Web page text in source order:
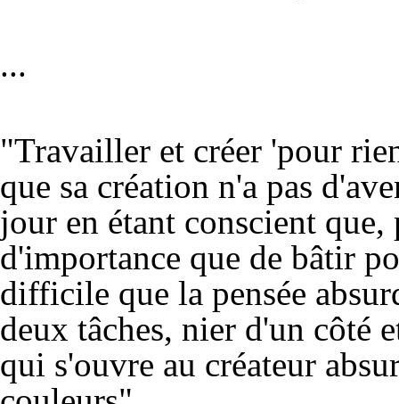
...
"Travailler et créer 'pour
que sa création n'a pas
jour en étant conscient
d'importance que de bâtir
difficile que la pensée
deux tâches, nier d'un côté
qui s'ouvre au créateur